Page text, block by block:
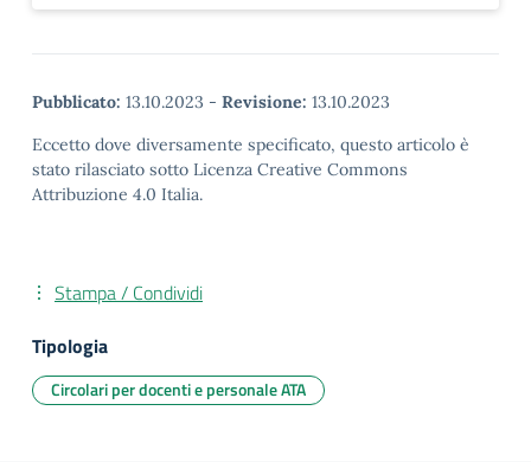
Pubblicato: 13.10.2023 - Revisione: 13.10.2023
Eccetto dove diversamente specificato, questo articolo è
stato rilasciato sotto Licenza Creative Commons
Attribuzione 4.0 Italia.
Stampa / Condividi
Tipologia
Circolari per docenti e personale ATA